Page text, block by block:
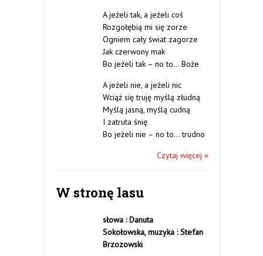
A jeżeli tak, a jeżeli coś
Rozgołębią mi się zorze
Ogniem cały świat zagorze
Jak czerwony mak
Bo jeżeli tak – no to… Boże
A jeżeli nie, a jeżeli nic
Wciąż się truję myślą złudną
Myślą jasną, myślą cudną
I zatruta śnię
Bo jeżeli nie – no to… trudno
Czytaj więcej »
W stronę lasu
słowa : Danuta
Sokołowska,muzyka : Stefan
Brzozowski